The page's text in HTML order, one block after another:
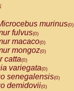
murinus(0)
fulvus(0)
macaco(0)
mongoz(0)
catta(0)
variegata(0)
senegalensis(0)
demidovii(0)